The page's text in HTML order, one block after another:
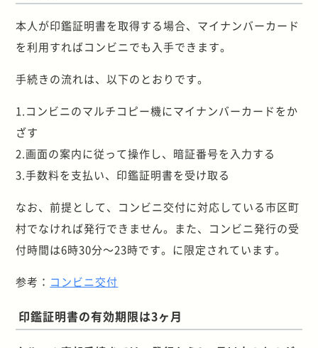
本人が印鑑証明書を取得する場合、マイナンバーカード
を利用すればコンビニでも入手できます。
手続きの流れは、以下のとおりです。
1.コンビニのマルチコピー機にマイナンバーカードをか
ざす
2.画面の案内に従って操作し、暗証番号を入力する
3.手数料を支払い、印鑑証明書を受け取る
なお、前提として、コンビニ交付に対応している市区町
村でなければ発行できません。また、コンビニ発行の受
付時間は6時30分～23時です。に限定されています。
参考： コンビニ交付
印鑑証明書の有効期限は3ヶ月